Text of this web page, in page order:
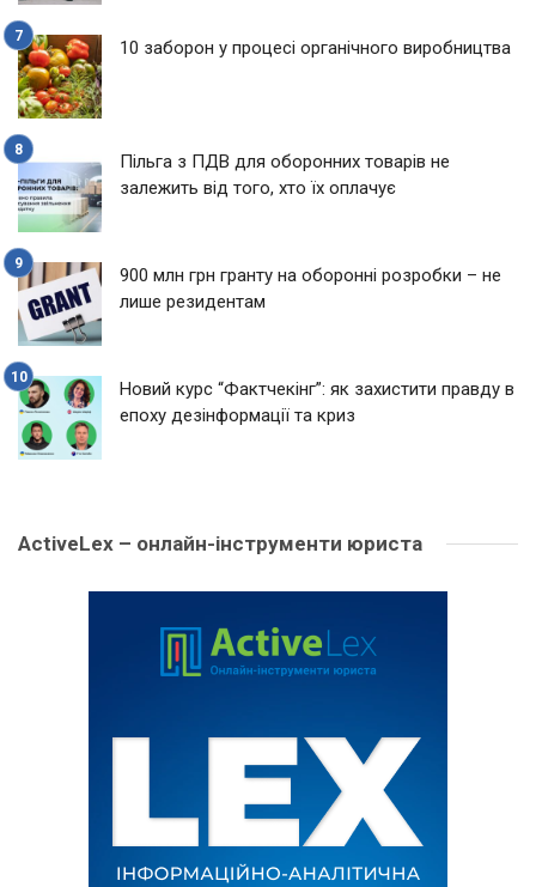
10 заборон у процесі органічного виробництва
Пільга з ПДВ для оборонних товарів не
залежить від того, хто їх оплачує
900 млн грн гранту на оборонні розробки – не
лише резидентам
Новий курс “Фактчекінг”: як захистити правду в
епоху дезінформації та криз
ActiveLex – онлайн-інструменти юриста